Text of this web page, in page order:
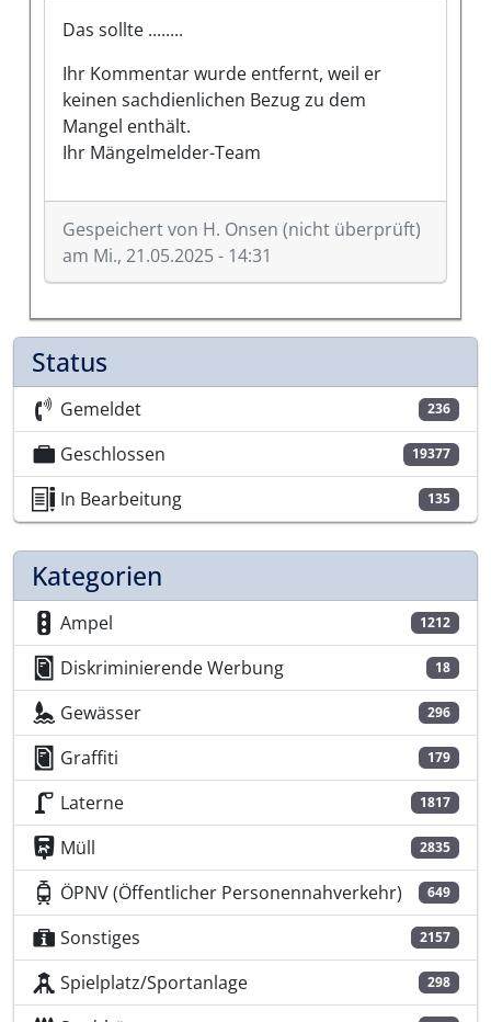
Das sollte ........
Ihr Kommentar wurde entfernt, weil er
keinen sachdienlichen Bezug zu dem
Mangel enthält.
Ihr Mängelmelder-Team
Gespeichert von H. Onsen (nicht überprüft)
am Mi., 21.05.2025 - 14:31
Status
Gemeldet 236
Geschlossen 19377
In Bearbeitung 135
Kategorien
Ampel 1212
Diskriminierende Werbung 18
Gewässer 296
Graffiti 179
Laterne 1817
Müll 2835
ÖPNV (Öffentlicher Personennahverkehr) 649
Sonstiges 2157
Spielplatz/Sportanlage 298